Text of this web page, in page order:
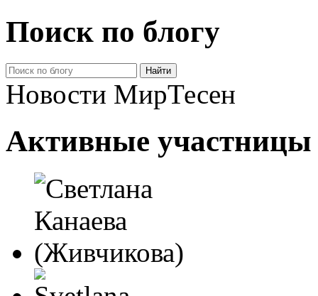
Поиск по блогу
Новости МирТесен
Активные участницы